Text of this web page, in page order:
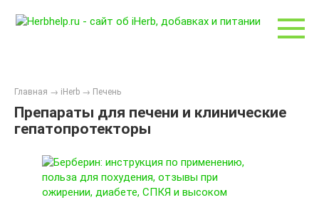
Главная → iHerb → Печень
Препараты для печени и клинические
гепатопротекторы